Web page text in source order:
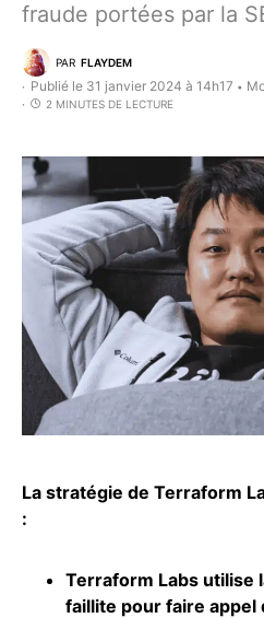
fraude portées par la
PAR FLAYDEM
Publié le 31 janvier 2024 à 14h17 •
2 MINUTES DE LECTURE
La stratégie de Terraform
:
Terraform Labs utilise
faillite pour faire appel